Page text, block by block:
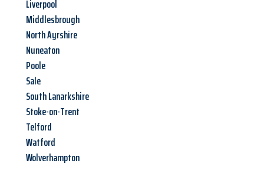
Liverpool
Middlesbrough
North Ayrshire
Nuneaton
Poole
Sale
South Lanarkshire
Stoke-on-Trent
Telford
Watford
Wolverhampton